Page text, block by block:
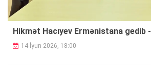
Hikmət Hacıyev Ermənistana gedib -
14 İyun 2026, 18:00